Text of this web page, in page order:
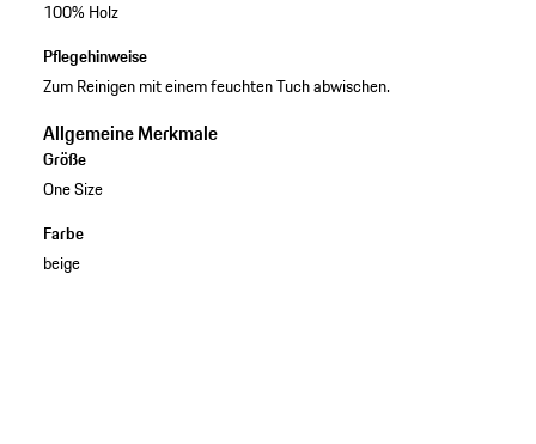
100% Holz
Pflegehinweise
Zum Reinigen mit einem feuchten Tuch abwischen.
Allgemeine Merkmale
Größe
One Size
Farbe
beige